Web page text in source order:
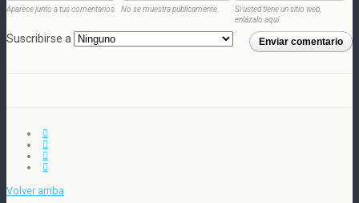
Aparece junto a tus comentarios. No se muestra públicamente.
Si usted tiene un sitio web,
enlázalo aquí.
Enviar comentario
Suscribirse a
Volver arriba